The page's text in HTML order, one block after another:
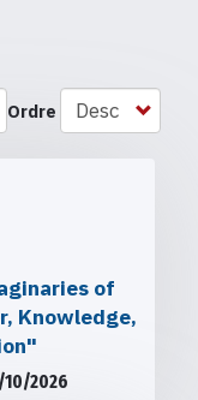
Ordre
of
Knowledge,
2026